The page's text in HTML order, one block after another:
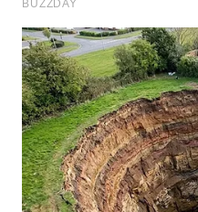
BINJAI
WN
CIREBON
WN
INDRAMAYU